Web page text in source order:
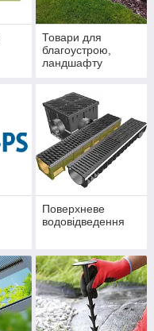
Товари для
благоустрою,
ландшафту
Поверхневе
водовідведення